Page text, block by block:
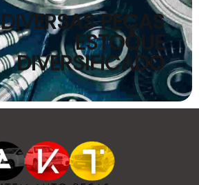
DIVERSAS PEÇAS
ESTOQUE
DIVERSIFICADO